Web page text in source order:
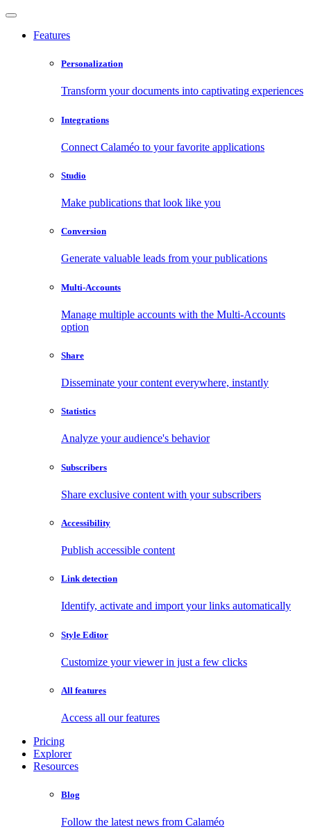
Features
Personalization
Transform your documents into captivating experiences
Integrations
Connect Calaméo to your favorite applications
Studio
Make publications that look like you
Conversion
Generate valuable leads from your publications
Multi-Accounts
Manage multiple accounts with the Multi-Accounts
option
Share
Disseminate your content everywhere, instantly
Statistics
Analyze your audience's behavior
Subscribers
Share exclusive content with your subscribers
Accessibility
Publish accessible content
Link detection
Identify, activate and import your links automatically
Style Editor
Customize your viewer in just a few clicks
All features
Access all our features
Pricing
Explorer
Resources
Blog
Follow the latest news from Calaméo